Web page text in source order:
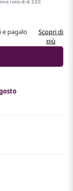
e pagalo
Scopri di
più